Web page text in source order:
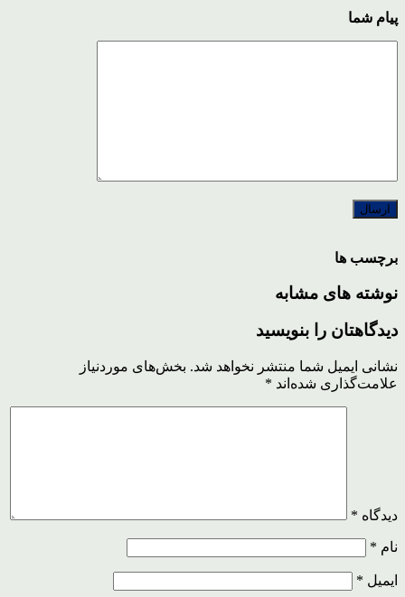
پیام شما
برچسب ها
نوشته های مشابه
دیدگاهتان را بنویسید
نشانی ایمیل شما منتشر نخواهد شد. بخش‌های موردنیاز
علامت‌گذاری شده‌اند *
دیدگاه *
نام *
ایمیل *